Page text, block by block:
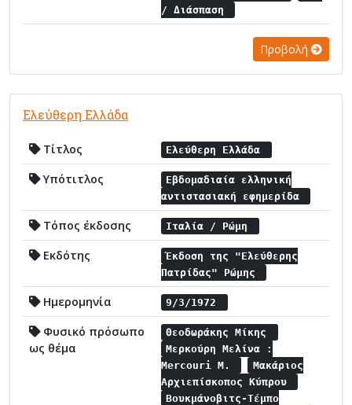
/ Διάσπαση
Προβολή
Ελεύθερη Ελλάδα
Τίτλος Ελεύθερη Ελλάδα
Υπότιτλος
Εβδομαδιαία ελληνική
αντιστασιακή εφημερίδα
Τόπος έκδοσης Ιταλία / Ρώμη
Εκδότης
Έκδοση της "Ελεύθερης
Πατρίδας" Ρώμης
Ημερομηνία 9/3/1972
Φυσικό πρόσωπο
ως θέμα
Θεοδωράκης Μίκης
Μερκούρη Μελίνα :
Mercouri M.
Μακάριος
Αρχιεπίσκοπος Κύπρου
Βουκμάνοβιτς-Τέμπο